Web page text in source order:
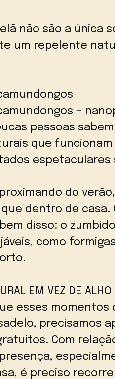
não são a única
um repelente
–
pessoas
que funcionam
espetaculares
do
dentro de casa.
disso: o
como
EM VEZ DE ALHO
esses momentos
precisamos
Com
é preciso